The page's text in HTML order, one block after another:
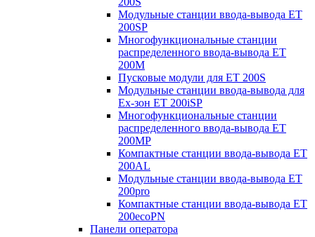
Модульные станции ввода-вывода ET
200SP
Многофункциональные станции
распределенного ввода-вывода ET
200M
Пусковые модули для ET 200S
Модульные станции ввода-вывода для
Ex-зон ET 200iSP
Многофункциональные станции
распределенного ввода-вывода ET
200MP
Компактные станции ввода-вывода ET
200AL
Модульные станции ввода-вывода ET
200pro
Компактные станции ввода-вывода ET
200ecoPN
Панели оператора